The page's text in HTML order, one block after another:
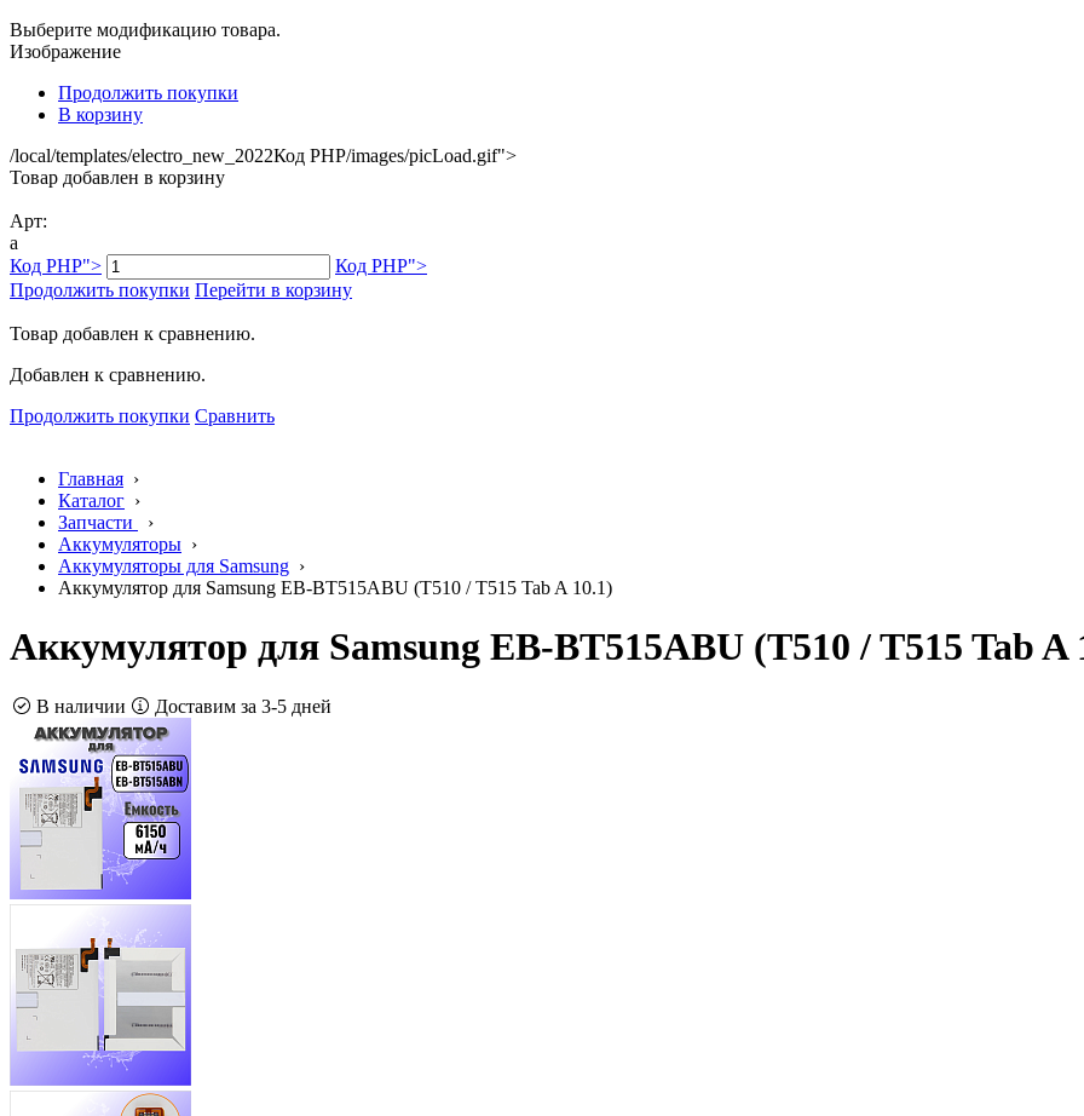
Выберите модификацию товара.
Изображение
Продолжить покупки
В корзину
/local/templates/electro_new_2022Код PHP/images/picLoad.gif">
Товар добавлен в корзину
Арт:
a
Код PHP"> Код PHP">
Продолжить покупки Перейти в корзину
Товар добавлен к сравнению.
Добавлен к сравнению.
Продолжить покупки Сравнить
Главная ›
Каталог ›
Запчасти
›
Аккумуляторы ›
Аккумуляторы для Samsung ›
Аккумулятор для Samsung EB-BT515ABU (T510 / T515 Tab A 10.1)
Аккумулятор для Samsung EB-BT515ABU (T510 / T515 Tab A
В наличии Доставим за 3-5 дней